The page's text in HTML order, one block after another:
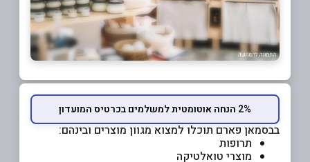
2% הנחה אוטומטית למשלמים בכרטיס המועדון
בבסמאן פארם תוכלו למצוא מגוון מוצרים ובינהם:
תרופות
מוצרי טואלטיקה